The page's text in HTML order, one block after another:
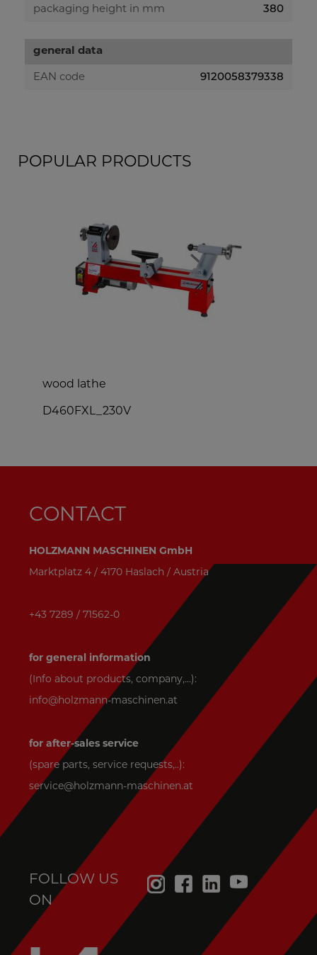
packaging height in mm 380
general data
EAN code 9120058379338
POPULAR PRODUCTS
wood lathe
D460FXL_230V
CONTACT
HOLZMANN MASCHINEN GmbH
Marktplatz 4 / 4170 Haslach / Austria
+43 7289 / 71562-0
for general information
(Info about products, company,...):
info@holzmann-maschinen.at
for after-sales service
(spare parts, service requests,..):
service@holzmann-maschinen.at
FOLLOW US
ON